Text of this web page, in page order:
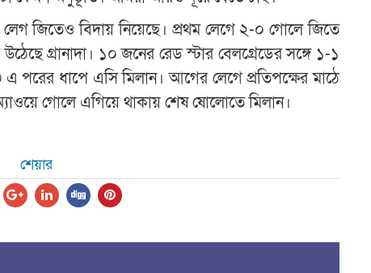
জিতেও বিদায় নিয়েছে। প্রথম লেগে ২-০ গোলে জিতে
গ্রানাদা। ১০ জনের রেড স্টার বেলগ্রেডের সঙ্গে ১-১
পরের ধাপে এসি মিলান। আগের লেগে প্রতিপক্ষের মাঠে
গোলে এগিয়ে থাকায় শেষ ষোলোতে মিলান।
শেয়ার